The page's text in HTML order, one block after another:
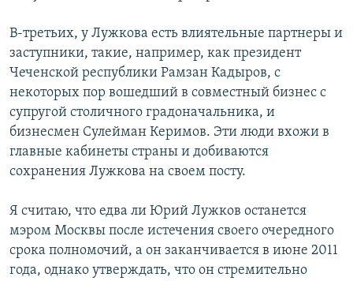
В-третьих, у Лужкова есть влиятельные партнеры и
заступники, такие, например, как президент
Чеченской республики Рамзан Кадыров, с
некоторых пор вошедший в совместный бизнес с
супругой столичного градоначальника, и
бизнесмен Сулейман Керимов. Эти люди вхожи в
главные кабинеты страны и добиваются
сохранения Лужкова на своем посту.
Я считаю, что едва ли Юрий Лужков останется
мэром Москвы после истечения своего очередного
срока полномочий, а он заканчивается в июне 2011
года, однако утверждать, что он стремительно